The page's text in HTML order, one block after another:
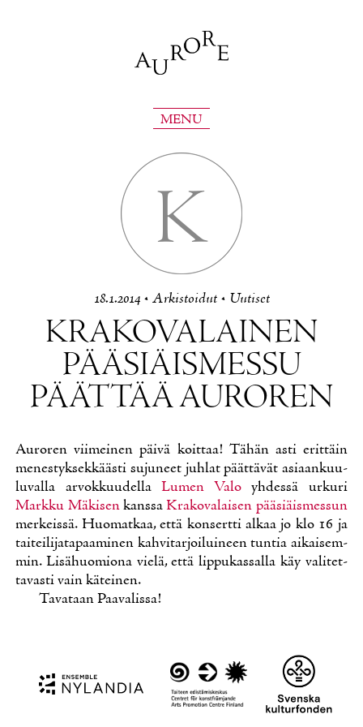
MENU
K
18.1.2014• Ar­kis­toi­dut• Uu­ti­set
KRA­KO­VA­LAI­NEN
PÄÄ­SIÄIS­MES­SU
PÄÄT­TÄÄ AU­RO­REN
Au­ro­ren vii­mei­nen päi­vä koit­taa! Tä­hän as­ti erit­täin
me­nes­tyk­sek­kääs­ti su­ju­neet juh­lat päät­tä­vät asi­aan­kuu­
lu­val­la ar­vok­kuu­del­la Lu­men Va­lo yh­des­sä ur­ku­ri
Mark­ku Mä­ki­senkans­saKra­ko­va­lai­sen pää­siäis­mes­sun
mer­keis­sä. Huo­mat­kaa, et­tä kon­sert­ti al­kaa jo klo 16 ja
tai­tei­li­ja­ta­paa­mi­nen kah­vi­tar­joi­lui­neen tun­tia ai­kai­sem­
min. Li­sä­huo­mio­na vie­lä, et­tä lip­pu­kas­sal­la käy va­li­tet­
ta­vas­ti vain kä­tei­nen.
Ta­va­taan Paa­va­lis­sa!